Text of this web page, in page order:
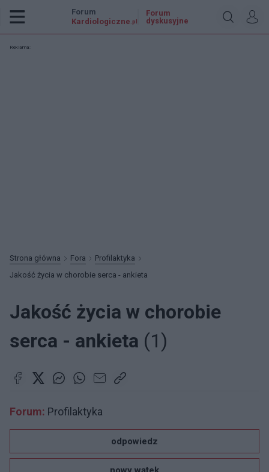
Forum
Kardiologiczne .pl
Forum
dyskusyjne
Reklama:
Strona główna Fora
Profilaktyka
Jakość życia w chorobie serca - ankieta
Jakość życia w chorobie
serca - ankieta (1)
Forum: Profilaktyka
odpowiedz